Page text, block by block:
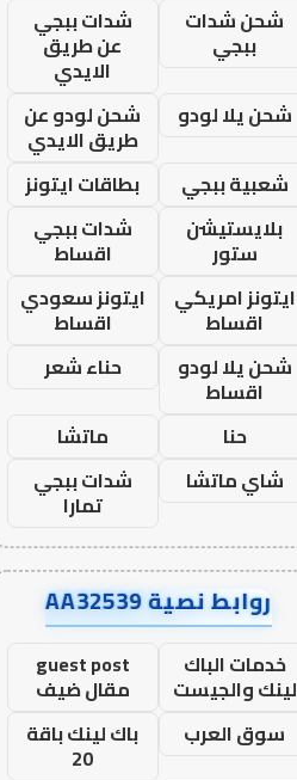
شحن شدات
ببجي
شدات ببجي
عن طريق
الايدي
شحن يلا لودو
شحن لودو عن
طريق الايدي
شعبية ببجي
بطاقات ايتونز
بلايستيشن
ستور
شدات ببجي
اقساط
ايتونز امريكي
اقساط
ايتونز سعودي
اقساط
شحن يلا لودو
اقساط
حناء شعر
حنا
ماتشا
شاي ماتشا
شدات ببجي
تمارا
روابط نصية AA32539
خدمات الباك
لينك والجيست
guest post
مقال ضيف
سوق العرب
باك لينك باقة
20